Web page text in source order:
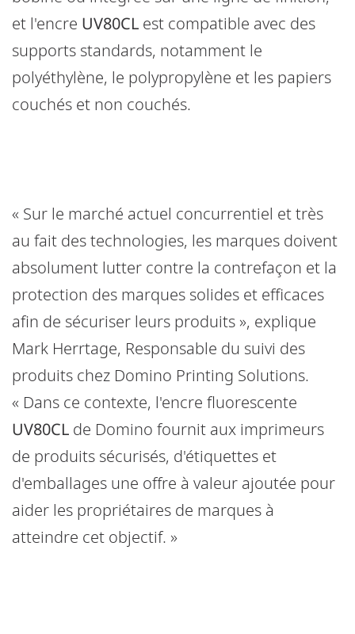
et l'encre UV80CL est compatible avec des
supports standards, notamment le
polyéthylène, le polypropylène et les papiers
couchés et non couchés.
« Sur le marché actuel concurrentiel et très
au fait des technologies, les marques doivent
absolument lutter contre la contrefaçon et la
protection des marques solides et efficaces
afin de sécuriser leurs produits », explique
Mark Herrtage, Responsable du suivi des
produits chez Domino Printing Solutions.
« Dans ce contexte, l'encre fluorescente
UV80CL de Domino fournit aux imprimeurs
de produits sécurisés, d'étiquettes et
d'emballages une offre à valeur ajoutée pour
aider les propriétaires de marques à
atteindre cet objectif. »